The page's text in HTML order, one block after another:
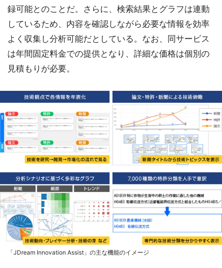
録可能とのことだ。さらに、検索結果とグラフは連動
しているため、内容を確認しながら必要な情報を効率
よく収集し分析可能だとしている。なお、同サービス
は年間固定料金での提供となり、詳細な価格は個別の
見積もりが必要。
「JDream Innovation Assist」の主な機能のイメージ